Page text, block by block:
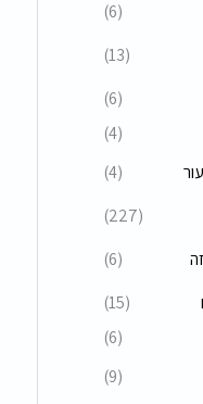
(6)
(13)
(6)
(4)
(4)
(227)
(6)
(15)
(6)
(9)